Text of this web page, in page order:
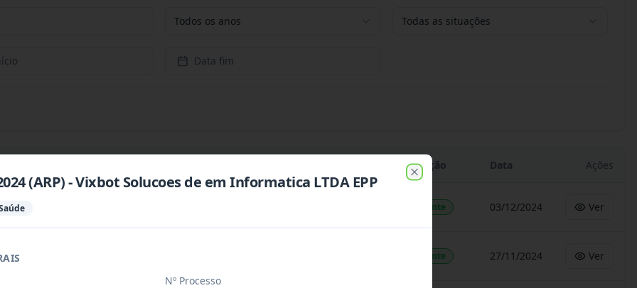
Todos os anos Todas as situações
Data fim
Situação Data Ações
- Supermercado Super Opção LTDA. Vigente 03/12/2024 Ver
Investimentos e Construcoes LTDA ME Vigente 27/11/2024 Ver
(ARP) - Vixbot Solucoes de em Informatica LTDA EPP
Nº Processo
Close